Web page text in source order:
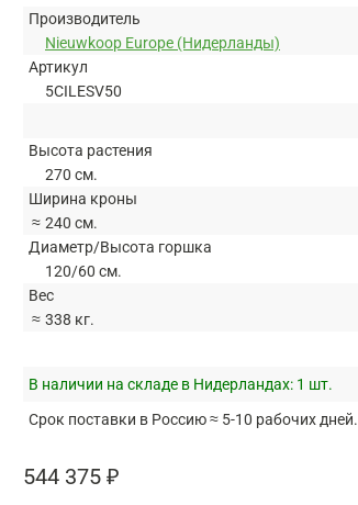
Производитель
Nieuwkoop Europe (Нидерланды)
Артикул
5CILESV50
Высота растения
270 см.
Ширина кроны
≈ 240 см.
Диаметр/Высота горшка
120/60 см.
Вес
≈ 338 кг.
В наличии на складе в Нидерландах: 1 шт.
Срок поставки в Россию ≈ 5-10 рабочих дней.
544 375 ₽